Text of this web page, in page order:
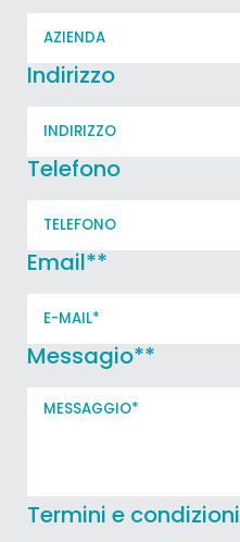
Indirizzo
Telefono
Email**
Messagio**
Termini e condizioni